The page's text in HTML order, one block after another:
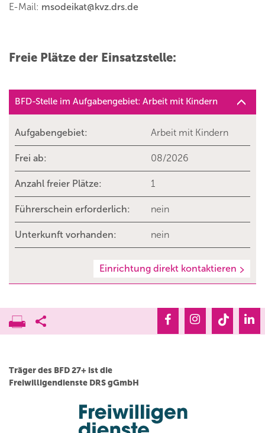
E-Mail: msodeikat@kvz.drs.de
Freie Plätze der Einsatzstelle:
BFD-Stelle im Aufgabengebiet: Arbeit mit Kindern
Aufgabengebiet: Arbeit mit Kindern
Frei ab: 08/2026
Anzahl freier Plätze: 1
Führerschein erforderlich: nein
Unterkunft vorhanden: nein
Einrichtung direkt kontaktieren
Träger des BFD 27+ ist die
Freiwilligendienste DRS gGmbH